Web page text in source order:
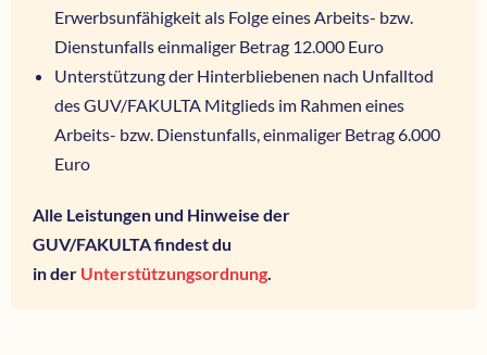
Erwerbsunfähigkeit als Folge eines Arbeits- bzw.
Dienstunfalls einmaliger Betrag 12.000 Euro
Unterstützung der Hinterbliebenen nach Unfalltod
des GUV/FAKULTA Mitglieds im Rahmen eines
Arbeits- bzw. Dienstunfalls, einmaliger Betrag 6.000
Euro
Alle Leistungen und Hinweise der
GUV/FAKULTA findest du
in der Unterstützungsordnung.